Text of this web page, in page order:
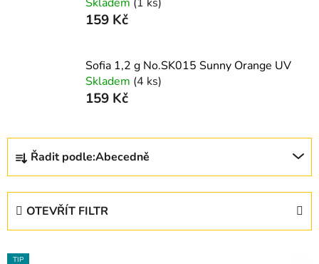
159 Kč
Sofia 1,2 g No.SK015 Sunny Orange UV
Skladem (4 ks)
159 Kč
Ř
z
p
Řadit podle:Abecedně
OTEVŘÍT FILTR
VTIP